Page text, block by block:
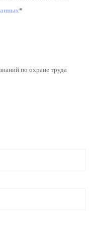
*
по охране труда